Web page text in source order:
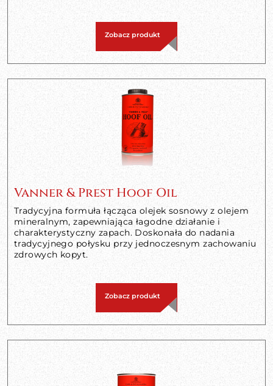
Zobacz produkt
Vanner & Prest Hoof Oil
Tradycyjna formuła łącząca olejek sosnowy z olejem
mineralnym, zapewniająca łagodne działanie i
charakterystyczny zapach. Doskonała do nadania
tradycyjnego połysku przy jednoczesnym zachowaniu
zdrowych kopyt.
Zobacz produkt